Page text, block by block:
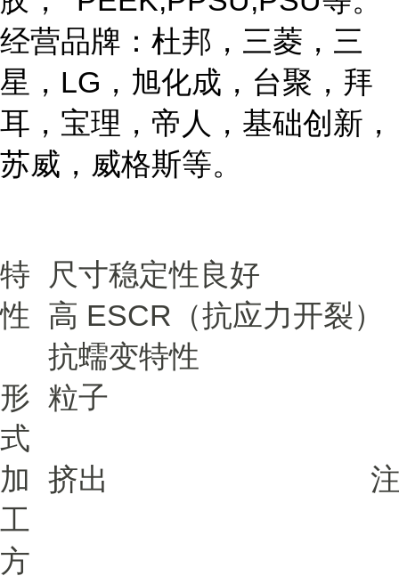
经营品牌：杜邦，三菱，三
星，LG，旭化成，台聚，拜
耳，宝理，帝人，基础创新，
苏威，威格斯等。
特
性
尺寸稳定性良好
高 ESCR（抗应力开裂）
抗蠕变特性
形
式
粒子
加
工
方
挤出